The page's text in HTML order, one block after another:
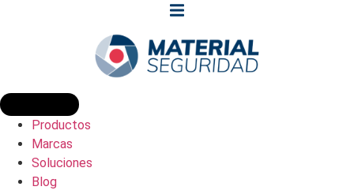
Productos
Marcas
Soluciones
Blog